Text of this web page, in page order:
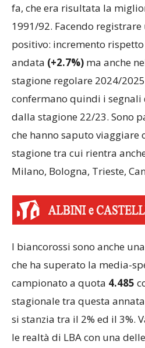
fa, che era risultata la
1991/92. Facendo
positivo: incremento
andata (+2.7%) ma anche
stagione regolare 2024/2025
confermano quindi i segnali
dalla stagione 22/23. Sono
che hanno saputo viaggiare
stagione tra cui rientra
Milano, Bologna, Trieste,
I biancorossi sono anche
che ha superato la media-
campionato a quota 4.485
stagionale tra questa
si stanzia tra il 2% ed il 3%.
le realtà di LBA con una